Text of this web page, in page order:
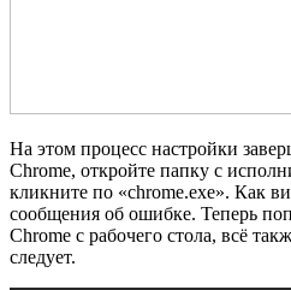
На этом процесс настройки
Chrome, откройте папку с
кликните по «chrome.exe». Как
сообщения об ошибке. Теперь
Chrome с рабочего стола, всё
следует.